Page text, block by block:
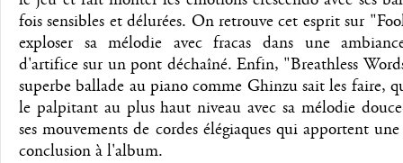
fois sensibles et délurées. On retrouve cet esprit sur
exploser sa mélodie avec fracas dans une
d'artifice sur un pont déchaîné. Enfin, "Breathless
superbe ballade au piano comme Ghinzu sait les faire,
le palpitant au plus haut niveau avec sa mélodie
ses mouvements de cordes élégiaques qui apportent
conclusion à l'album.